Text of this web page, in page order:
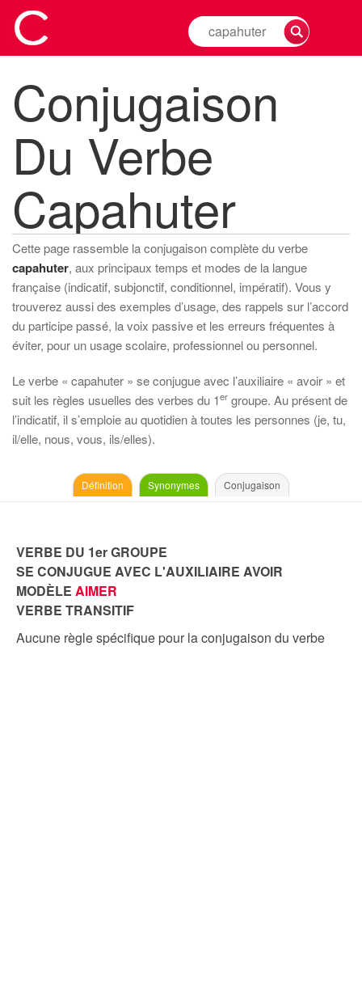
Rechercher
la
d'un
verbe
Conjugaison
Du Verbe
Capahuter
Cette page rassemble la conjugaison complète du verbe
capahuter, aux principaux temps et modes de la langue
française (indicatif, subjonctif, conditionnel, impératif). Vous y
trouverez aussi des exemples d’usage, des rappels sur l’accord
du participe passé, la voix passive et les erreurs fréquentes à
éviter, pour un usage scolaire, professionnel ou personnel.
Le verbe « capahuter » se conjugue avec l’auxiliaire « avoir » et
suit les règles usuelles des verbes du 1er groupe. Au présent de
l’indicatif, il s’emploie au quotidien à toutes les personnes (je, tu,
il/elle, nous, vous, ils/elles).
Définition Synonymes Conjugaison
VERBE DU 1er GROUPE
SE CONJUGUE AVEC L'AUXILIAIRE AVOIR
MODÈLE AIMER
VERBE TRANSITIF
Aucune règle spécifique pour la conjugaison du verbe